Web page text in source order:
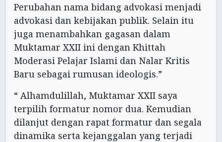
Perubahan nama bidang advokasi menjadi
advokasi dan kebijakan publik. Selain itu
juga menambahkan gagasan dalam
Muktamar XXII ini dengan Khittah
Moderasi Pelajar Islami dan Nalar Kritis
Baru sebagai rumusan ideologis.”
“ Alhamdulillah, Muktamar XXII saya
terpilih formatur nomor dua. Kemudian
dilanjut dengan rapat formatur dan segala
dinamika serta kejanggalan yang terjadi